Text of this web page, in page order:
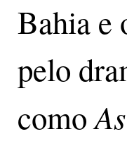
Bahia e
pelo
como